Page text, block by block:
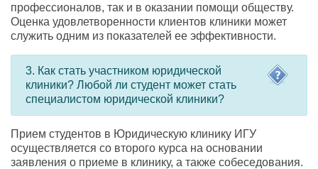
профессионалов, так и в оказании помощи обществу.
Оценка удовлетворенности клиентов клиники может
служить одним из показателей ее эффективности.
3. Как стать участником юридической
клиники? Любой ли студент может стать
специалистом юридической клиники?
Прием студентов в Юридическую клинику ИГУ
осуществляется со второго курса на основании
заявления о приеме в клинику, а также собеседования.